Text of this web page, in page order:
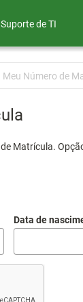
Suporte de TI
Meu Número de
Matrícula.
Data de